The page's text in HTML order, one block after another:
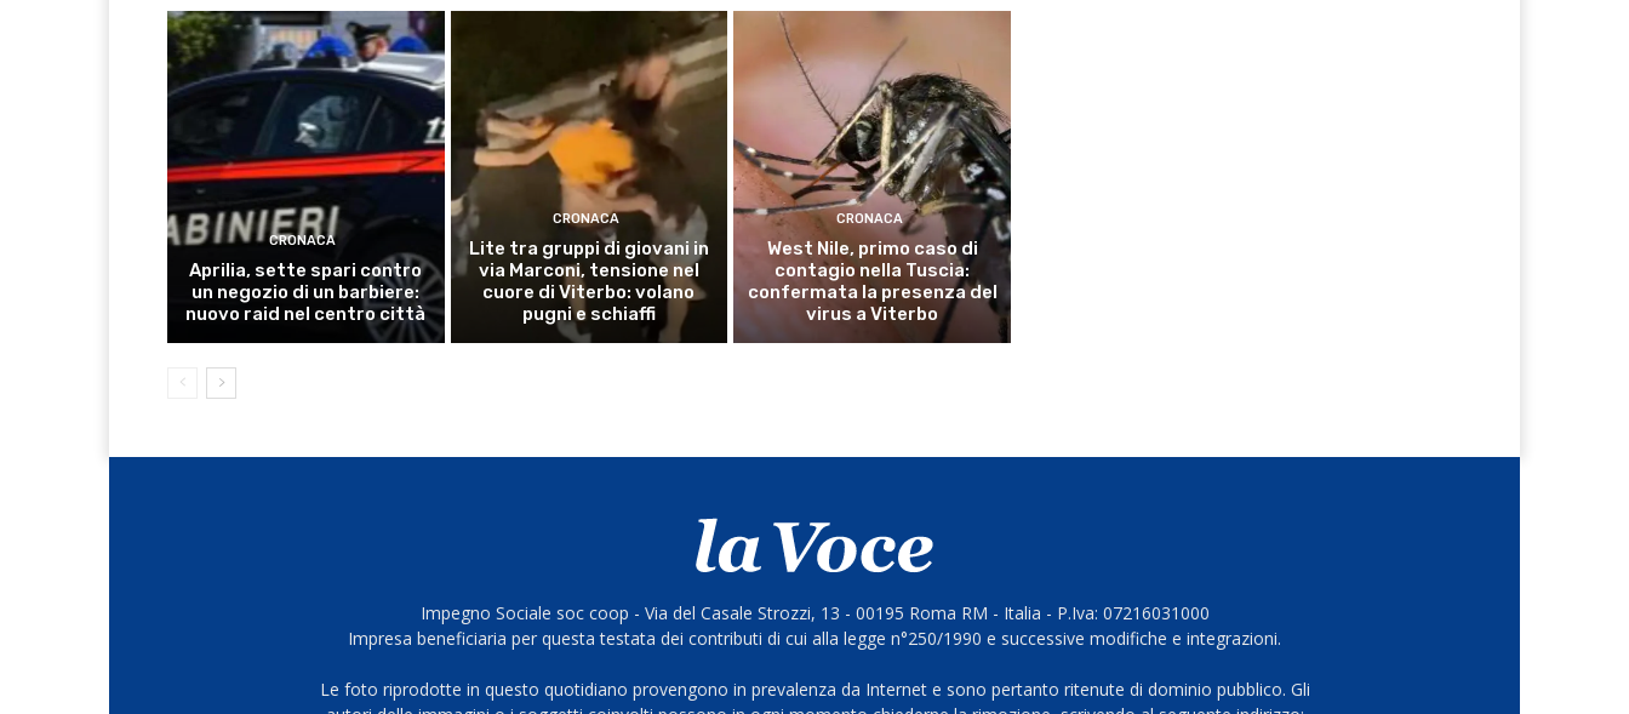
CRONACA
Aprilia, sette spari contro
un negozio di un barbiere:
nuovo raid nel centro città
CRONACA
Lite tra gruppi di giovani in
via Marconi, tensione nel
cuore di Viterbo: volano
pugni e schiaffi
CRONACA
West Nile, primo caso di
contagio nella Tuscia:
confermata la presenza del
virus a Viterbo
Impegno Sociale soc coop - Via del Casale Strozzi, 13 - 00195 Roma RM - Italia - P.Iva: 07216031000
Impresa beneficiaria per questa testata dei contributi di cui alla legge n°250/1990 e successive modifiche e integrazioni.
Le foto riprodotte in questo quotidiano provengono in prevalenza da Internet e sono pertanto ritenute di dominio pubblico. Gli